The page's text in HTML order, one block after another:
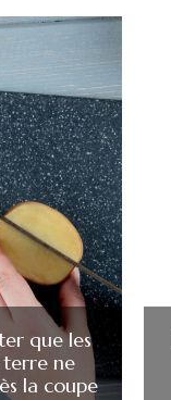
que les
ne
la coupe